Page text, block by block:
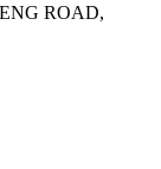
ROAD,